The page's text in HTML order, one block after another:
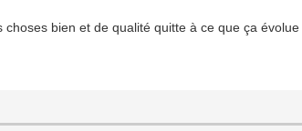
bien et de qualité quitte à ce que ça évolue